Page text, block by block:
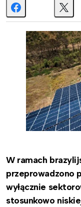
W ramach
przeprowadzono
wyłącznie
stosunkowo